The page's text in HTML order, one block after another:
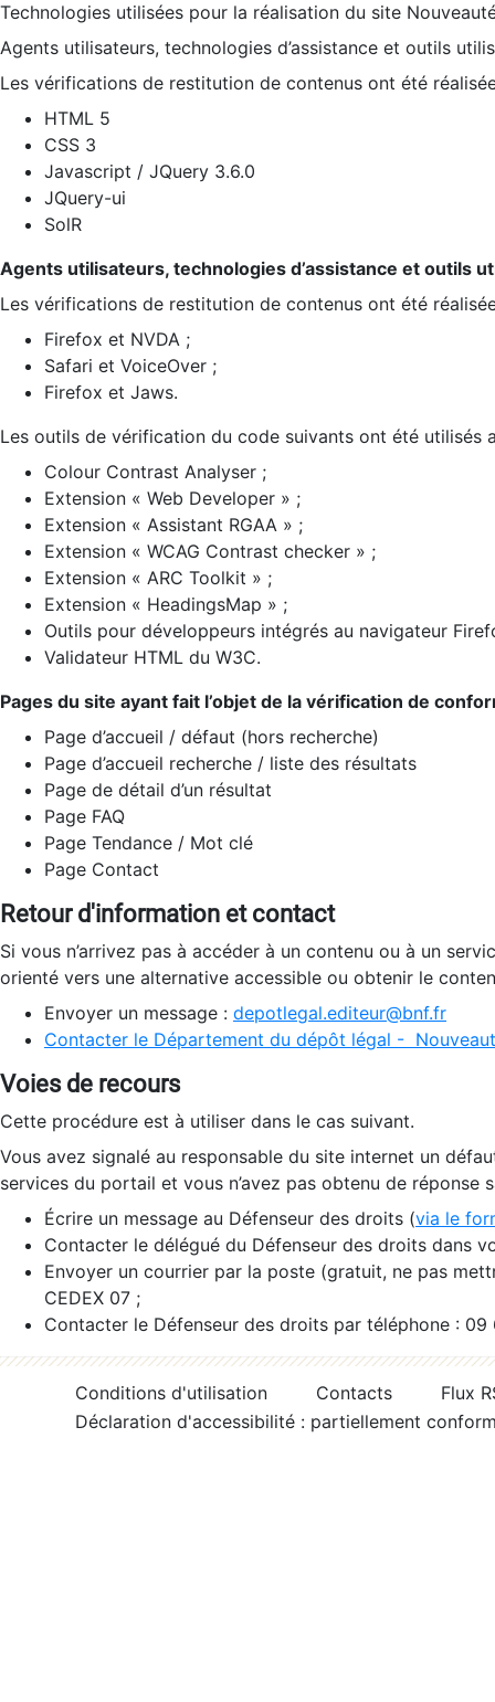
Technologies utilisées pour la réalisation du site
Agents utilisateurs, technologies d’assistance et outils
Les vérifications de restitution de contenus ont été
HTML 5
CSS 3
Javascript / JQuery 3.6.0
JQuery-ui
SolR
Agents utilisateurs, technologies d’assistance et outils
Les vérifications de restitution de contenus ont été
Firefox et NVDA ;
Safari et VoiceOver ;
Firefox et Jaws.
Les outils de vérification du code suivants ont été utilisés
Colour Contrast Analyser ;
Extension « Web Developer » ;
Extension « Assistant RGAA » ;
Extension « WCAG Contrast checker » ;
Extension « ARC Toolkit » ;
Extension « HeadingsMap » ;
Outils pour développeurs intégrés au navigateur
Validateur HTML du W3C.
Pages du site ayant fait l’objet de la vérification de
Page d’accueil / défaut (hors recherche)
Page d’accueil recherche / liste des résultats
Page de détail d’un résultat
Page FAQ
Page Tendance / Mot clé
Page Contact
Retour d'information et contact
Si vous n’arrivez pas à accéder à un contenu ou à un
orienté vers une alternative accessible ou obtenir le
Envoyer un message : depotlegal.editeur@bnf.fr
Contacter le Département du dépôt légal -
Voies de recours
Cette procédure est à utiliser dans le cas suivant.
Vous avez signalé au responsable du site internet un
services du portail et vous n’avez pas obtenu de réponse
Écrire un message au Défenseur des droits (via le
Contacter le délégué du Défenseur des droits dans
Envoyer un courrier par la poste (gratuit, ne pas
CEDEX 07 ;
Contacter le Défenseur des droits par téléphone :
Conditions d'utilisation Contacts
Flux
Déclaration d'accessibilité : partiellement